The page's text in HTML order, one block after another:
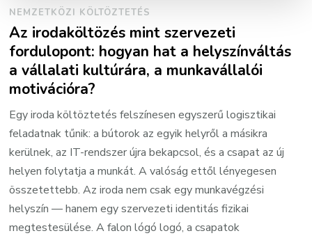
NEMZETKÖZI KÖLTÖZTETÉS
Az irodaköltözés mint szervezeti
fordulopont: hogyan hat a helyszínváltás
a vállalati kultúrára, a munkavállalói
motivációra?
Egy iroda költöztetés felszínesen egyszerű logisztikai
feladatnak tűnik: a bútorok az egyik helyről a másikra
kerülnek, az IT-rendszer újra bekapcsol, és a csapat az új
helyen folytatja a munkát. A valóság ettől lényegesen
összetettebb. Az iroda nem csak egy munkavégzési
helyszín — hanem egy szervezeti identitás fizikai
megtestesülése. A falon lógó logó, a csapatok